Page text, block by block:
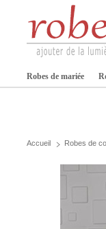
Robes de mariée
Accueil Robes de